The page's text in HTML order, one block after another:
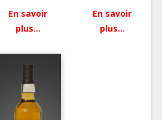
En savoir
plus...
En savoir
plus...